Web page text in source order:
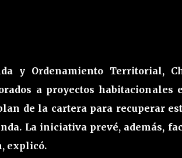
y Ordenamiento Territorial,
a proyectos habitacionales
de la cartera para recuperar
La iniciativa prevé, además,
explicó.